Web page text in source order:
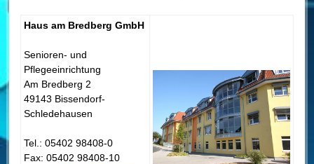
Haus am Bredberg GmbH
Senioren- und
Pflegeeinrichtung
Am Bredberg 2
49143 Bissendorf-
Schledehausen
Tel.: 05402 98408-0
Fax: 05402 98408-10